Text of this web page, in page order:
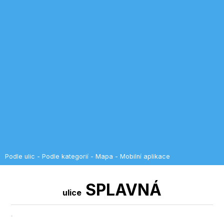
Podle ulic - Podle kategorií - Mapa - Mobilní aplikace
ulice SPLAVNÁ